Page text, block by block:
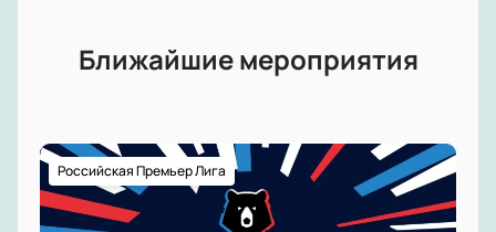
Ближайшие мероприятия
Российская Премьер Лига